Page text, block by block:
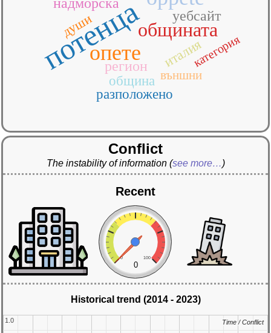
потенца
опете
общината
регион
уебсайт
италия
община
разположено
души
външни
категория
Conflict
The instability of information (see more…)
Recent
0 100
0
Historical trend (2014 - 2023)
1.0
1.0 Time / Conflict
Time / Conflict